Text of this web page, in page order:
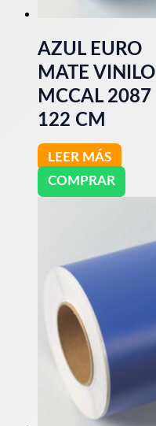
AZUL EURO
MATE VINILO
MCCAL 2087
122 CM
LEER MÁS
COMPRAR